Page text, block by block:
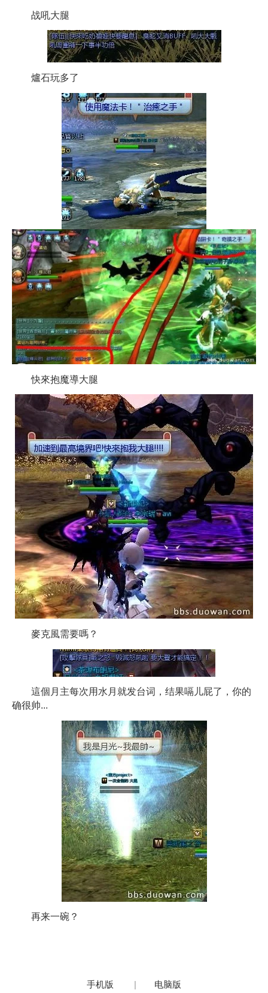
战吼大腿
爐石玩多了
快來抱魔導大腿
麥克風需要嗎？
這個月主每次用水月就发台词，结果嗝儿屁了，你的
确很帅...
再来一碗？
手机版 | 电脑版